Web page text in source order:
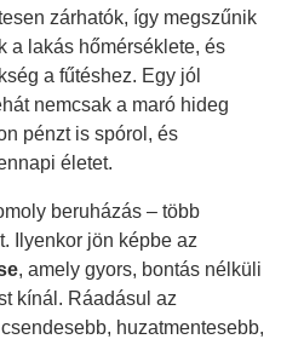
zárhatók, így megszűnik
a lakás hőmérséklete, és
a fűtéshez. Egy jól
nemcsak a maró hideg
pénzt is spórol, és
életet.
beruházás – több
Ilyenkor jön képbe az
, amely gyors, bontás nélküli
kínál. Ráadásul az
huzatmentesebb,